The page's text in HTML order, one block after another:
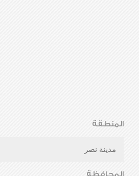
المنطقة
مدينة نصر
المحافظة